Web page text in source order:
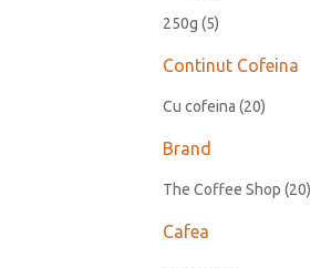
250g (5)
Continut Cofeina
Cu cofeina (20)
Brand
The Coffee Shop (20)
Cafea